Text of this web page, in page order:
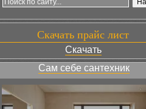
Скачать прайс лист
Скачать
Сам себе сантехник